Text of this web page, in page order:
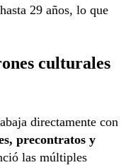
29 años, lo que
culturales
directamente con
precontratos y
las múltiples